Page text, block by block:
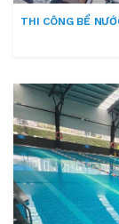
THI CÔNG BỂ